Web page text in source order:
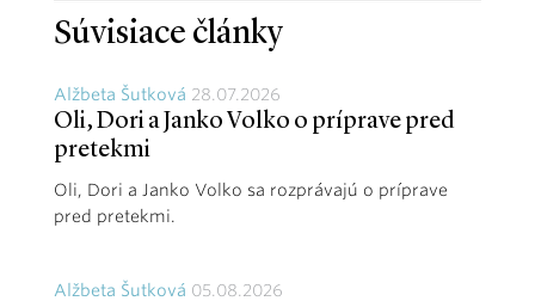
Súvisiace články
Alžbeta Šutková 28.07.2026
Oli, Dori a Janko Volko o príprave pred
pretekmi
Oli, Dori a Janko Volko sa rozprávajú o príprave
pred pretekmi.
Alžbeta Šutková 05.08.2026